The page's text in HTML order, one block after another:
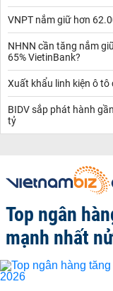
VNPT nắm giữ hơn
NHNN cần tăng nắm
65% VietinBank?
Xuất khẩu linh kiện ô tô
BIDV sắp phát hành
tỷ
Top ngân
mạnh nhất